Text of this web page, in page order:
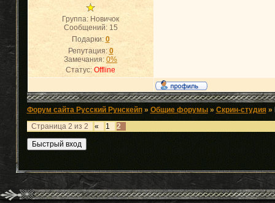
Группа: Новичок
Сообщений: 15
Подарки: 0
Репутация: 0
Замечания: 0%
Статус: Offline
Форум сайта Русский Рунскейп » Общие форумы » Скрин-студия »
Страница 2 из 2 « 1 2